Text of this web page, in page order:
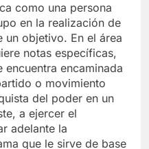
como una persona
en la realización de
objetivo. En el área
notas específicas,
encaminada
o movimiento
del poder en un
a ejercer el
adelante la
que le sirve de base